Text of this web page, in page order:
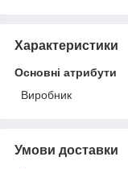
Характеристики
Основні атрибути
Виробник
Умови доставки